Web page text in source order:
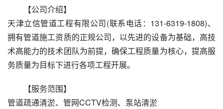
【公司介绍】
天津立信管道工程有限公司(联系电话：131-6319-1808)、
拥有管道施工资质的正规公司，以先进的设备为基础，高技
术高能力的技术团队为前提，确保工程质量为核心，提高服
务质量为目标下进行各项工程开展。
【服务范围】
管道疏通清淤、管网CCTV检测、泵站清淤